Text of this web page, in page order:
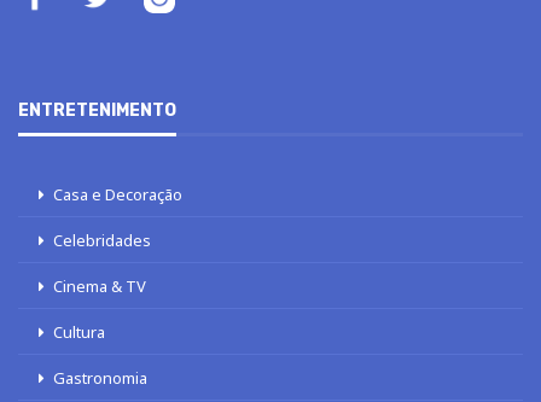
ENTRETENIMENTO
Casa e Decoração
Celebridades
Cinema & TV
Cultura
Gastronomia